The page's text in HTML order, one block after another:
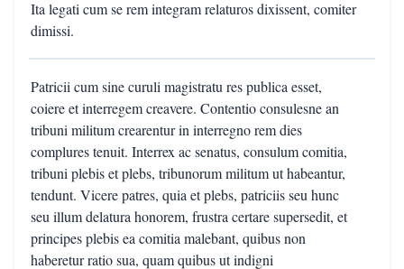
Ita legati cum se rem integram relaturos dixissent, comiter
dimissi.
Patricii cum sine curuli magistratu res publica esset,
coiere et interregem creavere. Contentio consulesne an
tribuni militum crearentur in interregno rem dies
complures tenuit. Interrex ac senatus, consulum comitia,
tribuni plebis et plebs, tribunorum militum ut habeantur,
tendunt. Vicere patres, quia et plebs, patriciis seu hunc
seu illum delatura honorem, frustra certare supersedit, et
principes plebis ea comitia malebant, quibus non
haberetur ratio sua, quam quibus ut indigni